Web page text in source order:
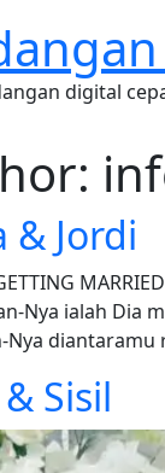
digital
& Jordi
Nya ialah Dia
Nya diantaramu
Sisil